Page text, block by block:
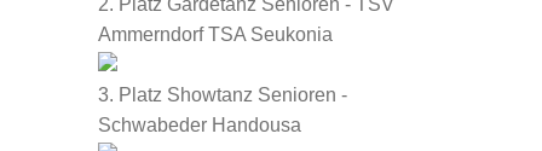
2. Platz Gardetanz Senioren - TSV
Ammerndorf TSA Seukonia
3. Platz Showtanz Senioren -
Schwabeder Handousa